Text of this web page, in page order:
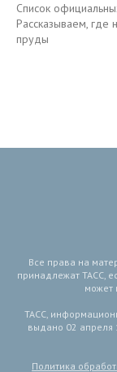
Список
Рассказываем, где
пруды
Все права на
принадлежат ТАСС,
может
ТАСС,
выдано 02 апреля
Политика